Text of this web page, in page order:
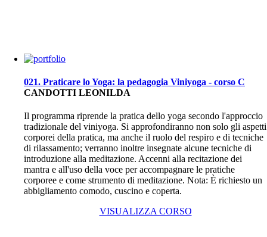
021. Praticare lo Yoga: la pedagogia Viniyoga - corso C
CANDOTTI LEONILDA
Il programma riprende la pratica dello yoga secondo l'approccio
tradizionale del viniyoga. Si approfondiranno non solo gli aspetti
corporei della pratica, ma anche il ruolo del respiro e di tecniche
di rilassamento; verranno inoltre insegnate alcune tecniche di
introduzione alla meditazione. Accenni alla recitazione dei
mantra e all'uso della voce per accompagnare le pratiche
corporee e come strumento di meditazione. Nota: È richiesto un
abbigliamento comodo, cuscino e coperta.
VISUALIZZA CORSO